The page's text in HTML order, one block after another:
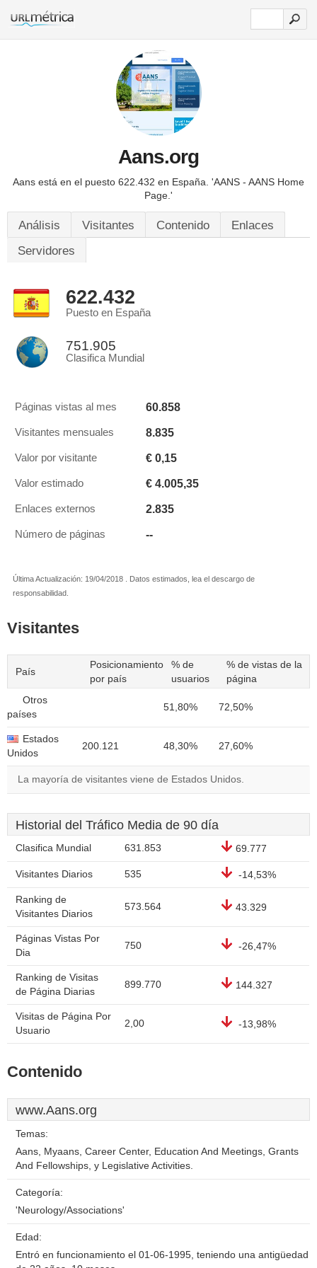
Aans.org
Aans está en el puesto 622.432 en España. 'AANS - AANS Home
Page.'
Análisis Visitantes Contenido
Enlaces
Servidores
622.432
Puesto en España
751.905
Clasifica Mundial
Páginas vistas al mes 60.858
Visitantes mensuales 8.835
Valor por visitante € 0,15
Valor estimado € 4.005,35
Enlaces externos 2.835
Número de páginas --
Última Actualización: 19/04/2018 . Datos estimados, lea el descargo de
responsabilidad.
Visitantes
País
Posicionamiento
por país
% de
usuarios
% de vistas de la
página
Otros
países
51,80% 72,50%
Estados
Unidos
200.121 48,30% 27,60%
La mayoría de visitantes viene de Estados Unidos.
Historial del Tráfico Media de 90 día
Clasifica Mundial 631.853 69.777
Visitantes Diarios 535 -14,53%
Ranking de
Visitantes Diarios
573.564 43.329
Páginas Vistas Por
Dia
750 -26,47%
Ranking de Visitas
de Página Diarias
899.770 144.327
Visitas de Página Por
Usuario
2,00 -13,98%
Contenido
www.Aans.org
Temas:
Aans, Myaans, Career Center, Education And Meetings, Grants
And Fellowships, y Legislative Activities.
Categoría:
'Neurology/Associations'
Edad:
Entró en funcionamiento el 01-06-1995, teniendo una antigüedad